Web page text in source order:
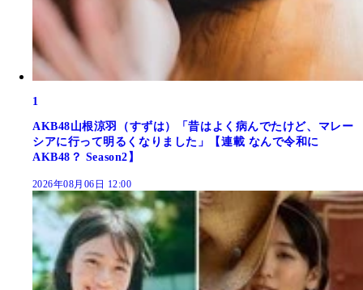
1
AKB48山根涼羽（すずは）「昔はよく病んでたけど、マレー
シアに行って明るくなりました」【連載 なんで令和に
AKB48？ Season2】
2026年08月06日 12:00